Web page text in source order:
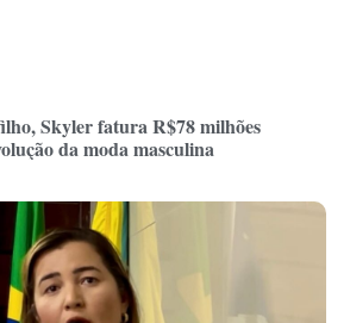
Skyler fatura R$78 milhões
da moda masculina